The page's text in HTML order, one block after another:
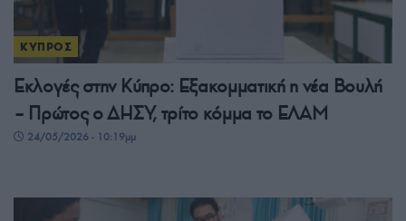
ΚΥΠΡΟΣ
Εκλογές στην Κύπρο: Εξακομματική η νέα Βουλή
– Πρώτος ο ΔΗΣΥ, τρίτο κόμμα το ΕΛΑΜ
24/05/2026 - 10:19μμ